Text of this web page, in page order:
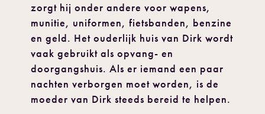
zorgt hij onder andere voor wapens,
munitie, uniformen, fietsbanden, benzine
en geld. Het ouderlijk huis van Dirk wordt
vaak gebruikt als opvang- en
doorgangshuis. Als er iemand een paar
nachten verborgen moet worden, is de
moeder van Dirk steeds bereid te helpen.